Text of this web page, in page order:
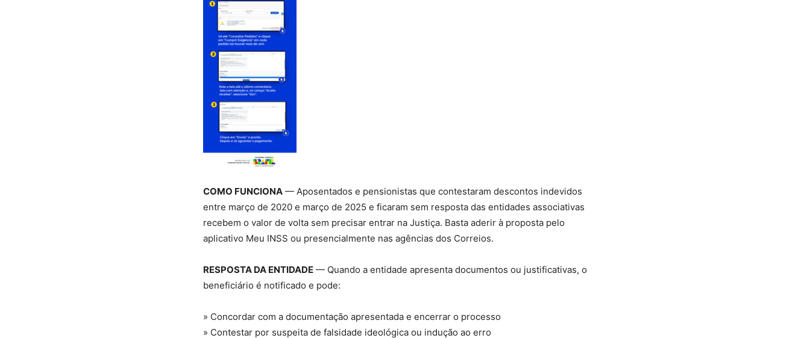
COMO FUNCIONA — Aposentados e pensionistas que contestaram descontos indevidos
entre março de 2020 e março de 2025 e ficaram sem resposta das entidades associativas
recebem o valor de volta sem precisar entrar na Justiça. Basta aderir à proposta pelo
aplicativo Meu INSS ou presencialmente nas agências dos Correios.
RESPOSTA DA ENTIDADE — Quando a entidade apresenta documentos ou justificativas, o
beneficiário é notificado e pode:
» Concordar com a documentação apresentada e encerrar o processo
» Contestar por suspeita de falsidade ideológica ou indução ao erro